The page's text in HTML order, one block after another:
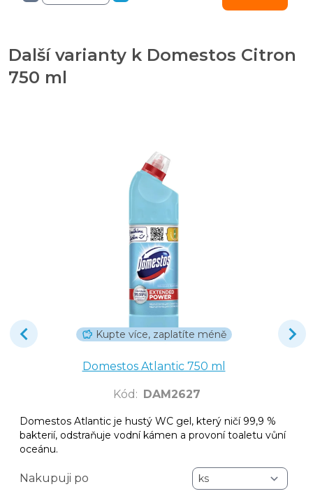
Další varianty k Domestos Citron
750 ml
Kupte více, zaplatíte méně
Domestos Atlantic 750 ml
Kód : DAM2627
Domestos Atlantic je hustý WC gel, který ničí 99,9 %
bakterií, odstraňuje vodní kámen a provoní toaletu vůní
oceánu.
Nakupuji po